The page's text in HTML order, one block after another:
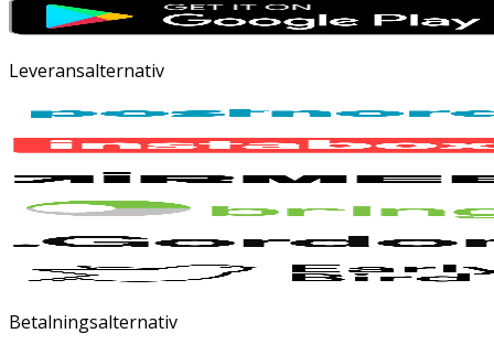
Leveransalternativ
Betalningsalternativ